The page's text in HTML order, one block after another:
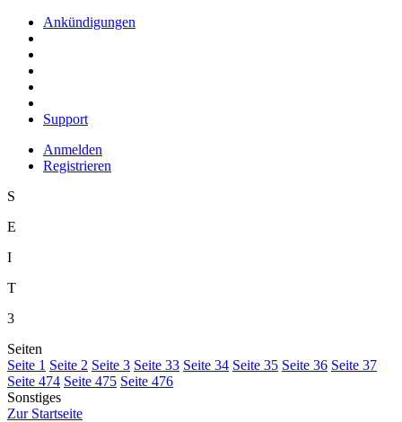
Ankündigungen
Support
Anmelden
Registrieren
S
E
I
T
3
Seiten
Seite 1 Seite 2 Seite 3 Seite 33 Seite 34 Seite 35 Seite 36 Seite 37
Seite 474 Seite 475 Seite 476
Sonstiges
Zur Startseite